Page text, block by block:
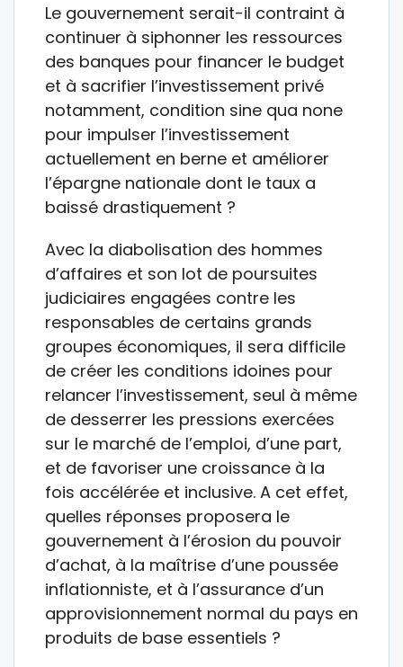
Le gouvernement serait-il contraint à
continuer à siphonner les ressources
des banques pour financer le budget
et à sacrifier l’investissement privé
notamment, condition sine qua none
pour impulser l’investissement
actuellement en berne et améliorer
l’épargne nationale dont le taux a
baissé drastiquement ?
Avec la diabolisation des hommes
d’affaires et son lot de poursuites
judiciaires engagées contre les
responsables de certains grands
groupes économiques, il sera difficile
de créer les conditions idoines pour
relancer l’investissement, seul à même
de desserrer les pressions exercées
sur le marché de l’emploi, d’une part,
et de favoriser une croissance à la
fois accélérée et inclusive. A cet effet,
quelles réponses proposera le
gouvernement à l’érosion du pouvoir
d’achat, à la maîtrise d’une poussée
inflationniste, et à l’assurance d’un
approvisionnement normal du pays en
produits de base essentiels ?